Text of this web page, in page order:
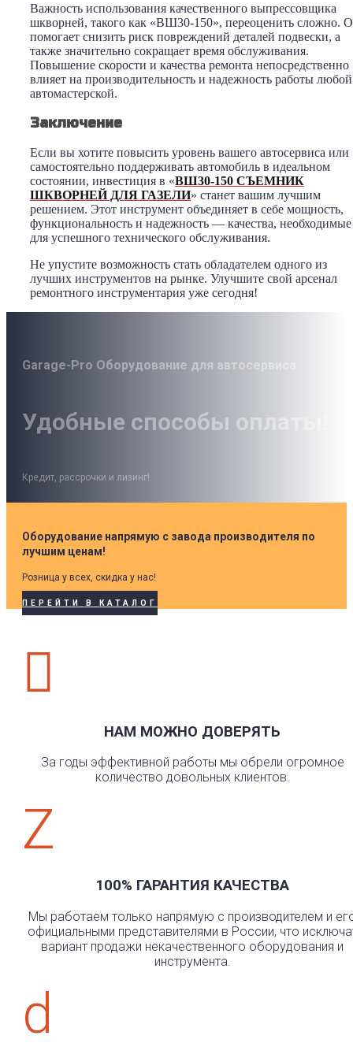
Важность использования качественного выпрессовщика
шкворней, такого как «ВШ30-150», переоценить сложно.
помогает снизить риск повреждений деталей подвески, а
также значительно сокращает время обслуживания.
Повышение скорости и качества ремонта непосредственно
влияет на производительность и надежность работы любой
автомастерской.
Заключение
Если вы хотите повысить уровень вашего автосервиса или
самостоятельно поддерживать автомобиль в идеальном
состоянии, инвестиция в «ВШ30-150 СЪЕМНИК
ШКВОРНЕЙ ДЛЯ ГАЗЕЛИ» станет вашим лучшим
решением. Этот инструмент объединяет в себе мощность,
функциональность и надежность — качества, необходимые
для успешного технического обслуживания.
Не упустите возможность стать обладателем одного из
лучших инструментов на рынке. Улучшите свой арсенал
ремонтного инструментария уже сегодня!
Garage-Pro Оборудование для автосервиса
Удобные способы оплаты!
Кредит, рассрочки и лизинг!
Оборудование напрямую с завода производителя по
лучшим ценам!
Розница у всех, скидка у нас!
ПЕРЕЙТИ В КАТАЛОГ

НАМ МОЖНО ДОВЕРЯТЬ
За годы эффективной работы мы обрели огромное
количество довольных клиентов.
Z
100% ГАРАНТИЯ КАЧЕСТВА
Мы работаем только напрямую с производителем и
официальными представителями в России, что
вариант продажи некачественного оборудования и
инструмента.
d